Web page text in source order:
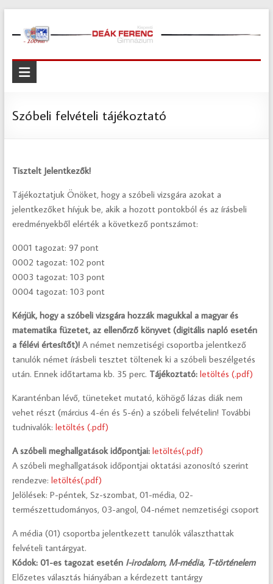
Kispesti
Ferenc
Deák
Gimnázium
Szóbeli felvételi tájékoztató
Tisztelt Jelentkezők!
Tájékoztatjuk Önöket, hogy a szóbeli vizsgára azokat a
jelentkezőket hívjuk be, akik a hozott pontokból és az írásbeli
eredményekből elérték a következő pontszámot:
0001 tagozat: 97 pont
0002 tagozat: 102 pont
0003 tagozat: 103 pont
0004 tagozat: 103 pont
Kérjük, hogy a szóbeli vizsgára hozzák magukkal a magyar és
matematika füzetet, az ellenőrző könyvet (digitális napló esetén
a félévi értesítőt)!A német nemzetiségi csoportba jelentkező
tanulók német írásbeli tesztet töltenek ki a szóbeli beszélgetés
után. Ennek időtartama kb. 35 perc. Tájékoztató: letöltés (.pdf)
Karanténban lévő, tüneteket mutató, köhögő lázas diák nem
vehet részt (március 4-én és 5-én) a szóbeli felvételin! További
tudnivalók: letöltés (.pdf)
A szóbeli meghallgatások időpontjai: letöltés(.pdf)
A szóbeli meghallgatások időpontjai oktatási azonosító szerint
rendezve: letöltés(.pdf)
Jelölések: P-péntek, Sz-szombat, 01-média, 02-
természettudományos, 03-angol, 04-német nemzetiségi csoport
A média (01) csoportba jelentkezett tanulók választhattak
felvételi tantárgyat.
Kódok: 01-es tagozat eseténI-irodalom, M-média, T-történelem
Előzetes választás hiányában a kérdezett tantárgy